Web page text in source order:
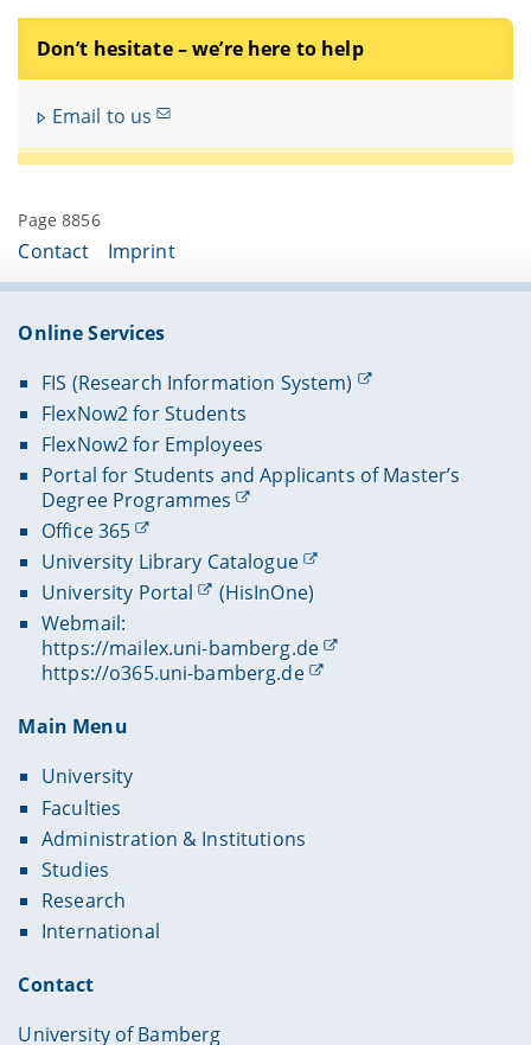
Don’t hesitate – we’re here to help
Email to us
Page 8856
Contact Imprint
Online Services
FIS (Research Information System)
FlexNow2 for Students
FlexNow2 for Employees
Portal for Students and Applicants of Master’s
Degree Programmes
Office 365
University Library Catalogue
University Portal
(HisInOne)
Webmail:
https://mailex.uni-bamberg.de
https://o365.uni-bamberg.de
Main Menu
University
Faculties
Administration & Institutions
Studies
Research
International
Contact
University of Bamberg